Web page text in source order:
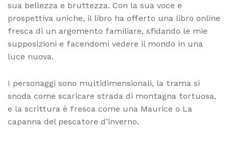
sua bellezza e bruttezza. Con la sua voce e
prospettiva uniche, il libro ha offerto una libro online
fresca di un argomento familiare, sfidando le mie
supposizioni e facendomi vedere il mondo in una
luce nuova.
I personaggi sono multidimensionali, la trama si
snoda come scaricare strada di montagna tortuosa,
e la scrittura è fresca come una Maurice o La
capanna del pescatore d’inverno.